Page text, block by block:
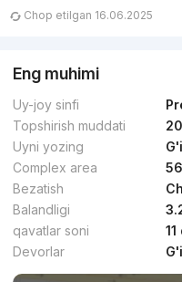
Chop etilgan 16.06.2025
Eng muhimi
Uy-joy sinfi
Topshirish muddati
Uyni yozing
Complex area
Bezatish
Balandligi
qavatlar soni
Devorlar